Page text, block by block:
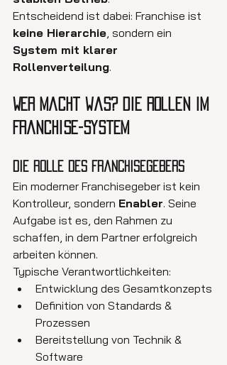
Entscheidend ist dabei: Franchise ist
keine Hierarchie, sondern ein
System mit klarer
Rollenverteilung.
Wer macht was? Die Rollen im
Franchise-System
Die Rolle des Franchisegebers
Ein moderner Franchisegeber ist kein
Kontrolleur, sondern Enabler. Seine
Aufgabe ist es, den Rahmen zu
schaffen, in dem Partner erfolgreich
arbeiten können.
Typische Verantwortlichkeiten:
Entwicklung des Gesamtkonzepts
Definition von Standards &
Prozessen
Bereitstellung von Technik &
Software